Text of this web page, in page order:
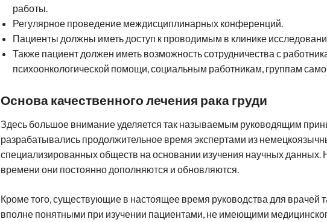
работы.
Регулярное проведение междисциплинарных конференций.
Пациенты должны иметь доступ к проводимым в клинике
Также пациент должен иметь возможность сотрудничества с
психоонкологической помощи, социальным работникам, группам
Основа качественного лечения рака груди
Здесь большое внимание уделяется так называемым руководящим
разрабатывались продолжительное время экспертами из
специализированных обществ на основании изучения научных данных.
времени они постоянно дополняются и обновляются.
Кроме того, существующие в настоящее время руководства для врачей
вполне понятными при изучении пациентами, не имеющими